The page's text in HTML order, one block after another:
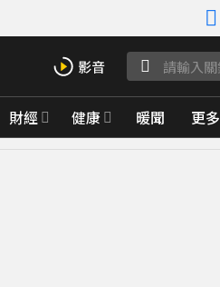
財經 健康 暖聞 更多